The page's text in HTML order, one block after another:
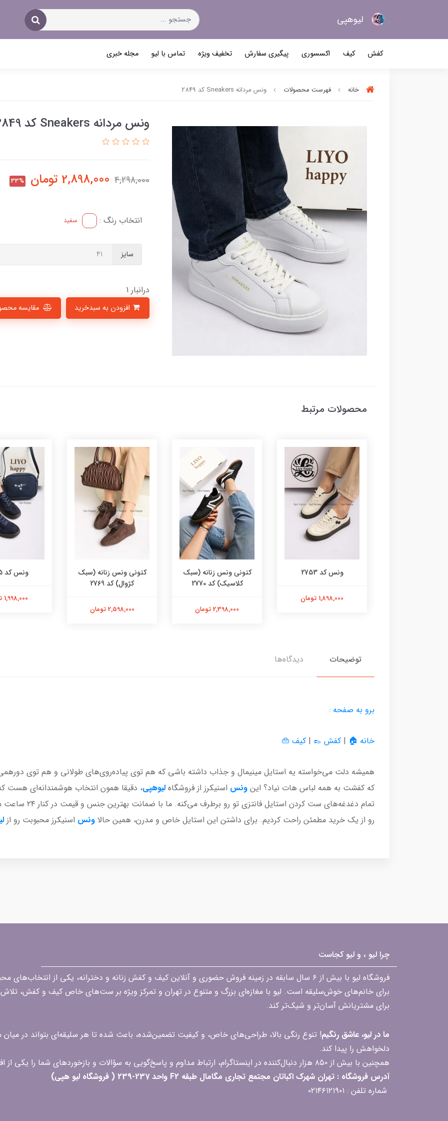
لیو‌هپی
کفش کیف اکسسوری پیگیری سفارش تخفیف ویژه تماس با لیو مجله خبری
خانه فهرست محصولات ونس مردانه Sneakers کد 2849
ونس مردانه Sneakers کد 2849
4,298,000
2,898,000 تومان 33%
انتخاب رنگ : سفید
سایز
درانبار 1
مقایسه
محصولات مرتبط
ونس کد 2753
1,898,000 تومان
کتونی ونس زنانه (سبک
کلاسیک) کد 2770
2,398,000 تومان
کتونی ونس زنانه (سبک
کژوال) کد 2769
2,598,000 تومان
ونس کد 2755
1,998,000 تومان
توضیحات دیدگاه‌ها
برو به صفحه :
خانه 🏠 | کفش 👞 | کیف 👜
همیشه دلت می‌خواسته یه استایل مینیمال و جذاب داشته باشی که هم توی پیاده‌روی‌های طولانی و هم توی
که کفشت به همه لباس هات نیاد؟ این ونس اسنیکرز از فروشگاه لیوهپی، دقیقا همون انتخاب هوشمندانه‌ای هست
رو از یک خرید مطمئن راحت کردیم. برای داشتن این استایل خاص و مدرن، همین حالا ونس اسنیکرز محبوبت رو از
چرا لیو ، و لیو کجاست
فروشگاه لیو با بیش از ۶ سال سابقه در زمینه فروش حضوری و آنلاین کیف و کفش زنانه و دخترانه، یکی از
برای خانم‌های خوش‌سلیقه است. لیو با مغازه‌ای بزرگ و متنوع در تهران و تمرکز ویژه بر ست‌های خاص کیف و کفش، تلاش
برای مشتریانش آسان‌تر و شیک‌تر کند.
ما در لیو، عاشق رنگیم! تنوع رنگی بالا، طراحی‌های خاص، و کیفیت تضمین‌شده، باعث شده تا هر سلیقه‌ای بتواند در
دلخواهش را پیدا کند.
همچنین با بیش از ۸۵۰ هزار دنبال‌کننده در اینستاگرام، ارتباط مداوم و پاسخ‌گویی به سؤالات و بازخوردهای شما را یکی از افتخارات‌مان می‌دانیم
آدرس فروشگاه : تهران شهرک اکباتان مجتمع تجاری مگامال طبقه F2 واحد 237-239 ( فروشگاه لیو هپی)
شماره تلفن : ۰۲۱۴۶۱۲۱۹۰۱